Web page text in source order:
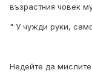
възрастния човек
" У чужди руки,
Недейте да